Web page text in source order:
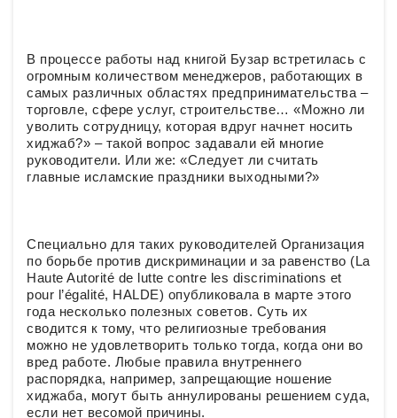
В процессе работы над книгой Бузар встретилась с
огромным количеством менеджеров, работающих в
самых различных областях предпринимательства –
торговле, сфере услуг, строительстве… «Можно ли
уволить сотрудницу, которая вдруг начнет носить
хиджаб?» – такой вопрос задавали ей многие
руководители. Или же: «Следует ли считать
главные исламские праздники выходными?»
Специально для таких руководителей Организация
по борьбе против дискриминации и за равенство (La
Haute Autorité de lutte contre les discriminations et
pour l’égalité, HALDE) опубликовала в марте этого
года несколько полезных советов. Суть их
сводится к тому, что религиозные требования
можно не удовлетворить только тогда, когда они во
вред работе. Любые правила внутреннего
распорядка, например, запрещающие ношение
хиджаба, могут быть аннулированы решением суда,
если нет весомой причины.